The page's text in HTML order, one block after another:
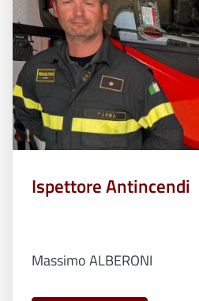
Ispettore Antincendi
Massimo ALBERONI